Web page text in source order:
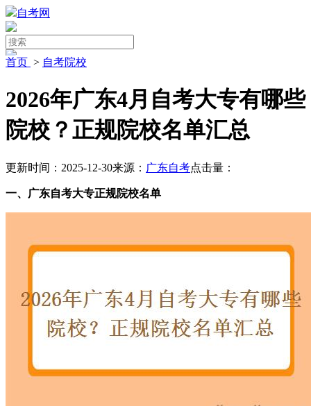
自考网
首页 > 自考院校
2026年广东4月自考大专有哪些
院校？正规院校名单汇总
更新时间：2025-12-30来源： 广东自考点击量：
一、广东自考大专正规院校名单